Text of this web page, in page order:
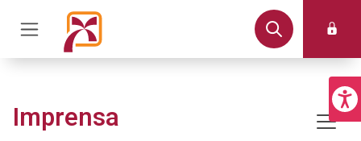
Imprensa